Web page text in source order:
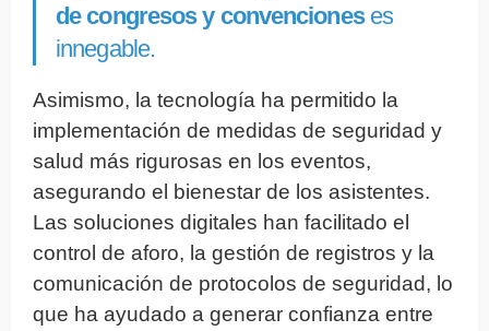
de congresos y convencioneses
innegable.
Asimismo, la tecnología ha permitido la
implementación de medidas de seguridad y
salud más rigurosas en los eventos,
asegurando el bienestar de los asistentes.
Las soluciones digitales han facilitado el
control de aforo, la gestión de registros y la
comunicación de protocolos de seguridad, lo
que ha ayudado a generar confianza entre